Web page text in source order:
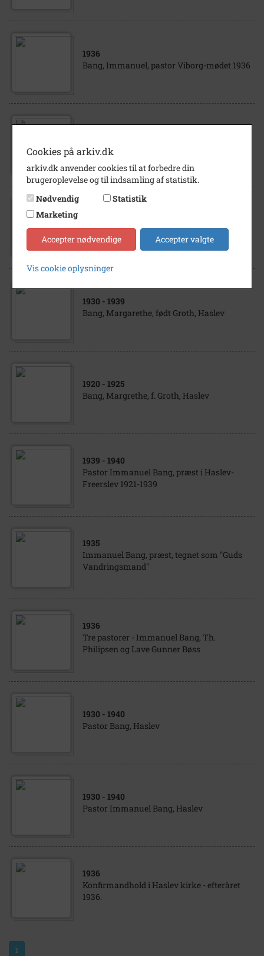
1936
Bang, Immanuel, pastor Viborg-mødet 1936
Immanuel Bang, pastor
Pastor Imanuel Bang Dame, f. Nygaard
1930 - 1939
Bang, Margarethe, født Groth, Haslev
1920 - 1925
Bang, Margrethe, f. Groth, Haslev
1939 - 1940
Pastor Immanuel Bang, præst i Haslev-
Freerslev 1921-1939
1935
Immanuel Bang, præst, tegnet som "Guds
Vandringsmand"
1936
Tre pastorer - Immanuel Bang, Th.
Philipsen og Lave Gunner Bøss
1930 - 1940
Pastor Bang, Haslev
1930 - 1940
Pastor Immanuel Bang, Haslev
1936
Konfirmandhold i Haslev kirke - efteråret
1936.
1
Cookies på arkiv.dk
arkiv.dk anvender cookies til at forbedre din
brugeroplevelse og til indsamling af statistik.
Nødvendig
Statistik
Marketing
Accepter nødvendige Accepter valgte
Vis cookie oplysninger